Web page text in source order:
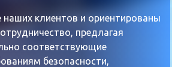
клиентов и ориентированы
предлагая
соответствующие
безопасности,